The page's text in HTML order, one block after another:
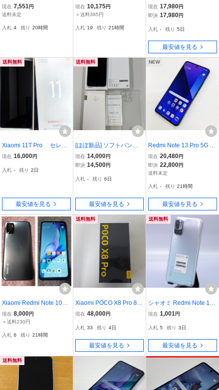
リースマートフォン Mi 1
1 Lite 5G 6+128GB トリ
現在 7,551 円
送料未定
入札 4 残り 20時間
ンク UQmobile XIG03 Xia
omi Redmi 12 5G ブラッ
現在 10,175円
＋送料385円
入札 19 残り 21時間
A501XM [ミッドナイトブ
ラック/黒] Softbank ワイ
Xiaomi 4549046156198
現在 17,980円
即決 17,980円
入札 - 残り 5日
最安値を見る
送料無料
Xiaomi 11T Pro セレス
ティアルブルー 本体と
現在 16,000円
入札 - 残り 2日
最安値を見る
送料無料
[ほぼ新品] ソフトバンク
Redmi 12 4GB RAM 128
GB ROM Moonlight White
現在 14,000円
即決 14,500円
入札 - 残り 6日
最安値を見る
NEW
Redmi Note 13 Pro 5G 8
GB/256GB XIG05 ミッド
ナイトブラック au版 利用
制限〇 SIMロック解除済
現在 20,480円
即決 22,800円
送料未定
入札 - 残り 21時間
最安値を見る
Xiaomi Redmi Note 10T 6
4GB アジュールブラック
SoftBank 訳あり品
現在 8,000円
＋送料230円
入札 6 残り 21時間
送料無料
Xiaomi POCO X8 Pro 8G
B/256GB 新品【送料無
現在 48,000円
入札 33 残り 4日
最安値を見る
送料無料
シャオミ Redmi Note 10
JE 64GB XIG02 クローム
19【1円開始・送料無
料】
現在 1,001円
入札 5 残り 3日
最安値を見る
送料無料